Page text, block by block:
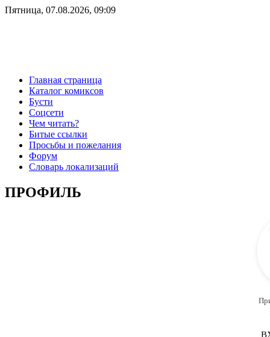
Пятница, 07.08.2026, 09:09
Главная страница
Каталог комиксов
Бусти
Соцсети
Чем читать?
Битые ссылки
Просьбы и пожелания
Форум
Словарь локализаций
ПРОФИЛЬ